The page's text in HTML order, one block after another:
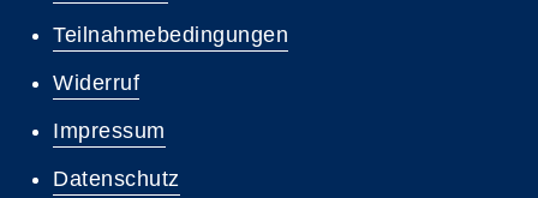
Teilnahmebedingungen
Widerruf
Impressum
Datenschutz